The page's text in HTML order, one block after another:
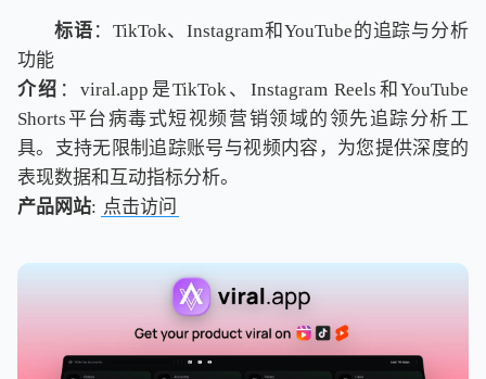
标语 ：TikTok、Instagram和YouTube的追踪与分析
功能
介绍 ：viral.app是TikTok、Instagram Reels和YouTube
Shorts平台病毒式短视频营销领域的领先追踪分析工
具。支持无限制追踪账号与视频内容，为您提供深度的
表现数据和互动指标分析。
产品网站: 点击访问